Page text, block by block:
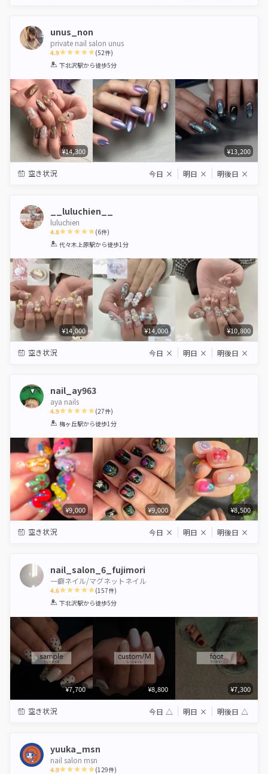
unus_non
private nail salon unus
4.9
1 2 3 4 5
(52件)
下北沢駅から徒歩5分
¥14,300 ¥13,200
空き状況 今日 × 明日 × 明後日 ×
__luluchien__
luluchien
4.8
1 2 3 4 5
(6件)
代々木上原駅から徒歩1分
¥14,000 ¥14,000 ¥10,800
空き状況 今日 × 明日 × 明後日 ×
nail_ay963
aya nails
4.9
1 2 3 4 5
(27件)
梅ヶ丘駅から徒歩1分
¥9,000 ¥9,000 ¥8,500
空き状況 今日 × 明日 × 明後日 ×
nail_salon_6_fujimori
一癖ネイル/マグネットネイル
4.6
1 2 3 4 5
(157件)
下北沢駅から徒歩5分
¥7,700 ¥8,800 ¥7,300
空き状況 今日 △ 明日 × 明後日 △
yuuka_msn
nail salon msn
4.9 (129件)